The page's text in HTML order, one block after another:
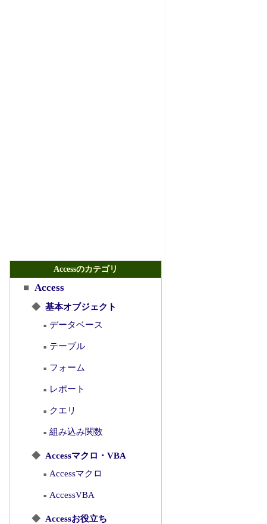
Accessのカテゴリ
■ Access
◆ 基本オブジェクト
■ データベース
■ テーブル
■ フォーム
■ レポート
■ クエリ
■ 組み込み関数
◆ Accessマクロ・VBA
■ Accessマクロ
■ AccessVBA
◆ Accessお役立ち